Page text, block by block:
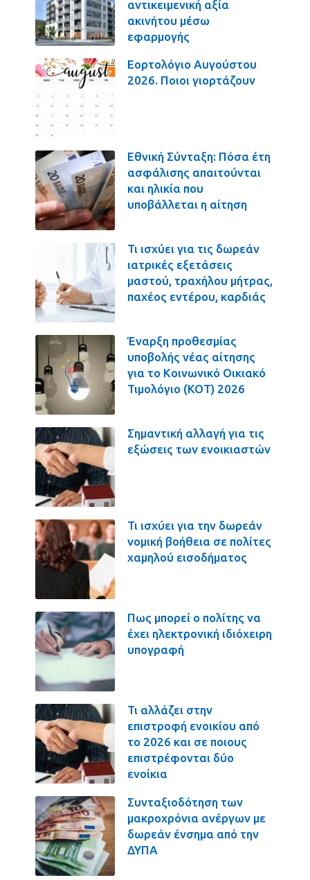
αντικειμενική αξία
ακινήτου μέσω
εφαρμογής
Εορτολόγιο Αυγούστου
2026. Ποιοι γιορτάζουν
Εθνική Σύνταξη: Πόσα έτη
ασφάλισης απαιτούνται
και ηλικία που
υποβάλλεται η αίτηση
Τι ισχύει για τις δωρεάν
ιατρικές εξετάσεις
μαστού, τραχήλου μήτρας,
παχέος εντέρου, καρδιάς
Έναρξη προθεσμίας
υποβολής νέας αίτησης
για το Κοινωνικό Οικιακό
Τιμολόγιο (ΚΟΤ) 2026
Σημαντική αλλαγή για τις
εξώσεις των ενοικιαστών
Τι ισχύει για την δωρεάν
νομική βοήθεια σε πολίτες
χαμηλού εισοδήματος
Πως μπορεί ο πολίτης να
έχει ηλεκτρονική ιδιόχειρη
υπογραφή
Τι αλλάζει στην
επιστροφή ενοικίου από
το 2026 και σε ποιους
επιστρέφονται δύο
ενοίκια
Συνταξιοδότηση των
μακροχρόνια ανέργων με
δωρεάν ένσημα από την
ΔΥΠΑ